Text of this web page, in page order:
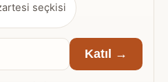
seçkisi
Katıl →